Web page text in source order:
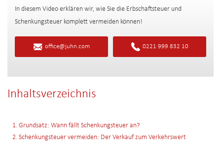
In diesem Video erklären wir, wie Sie die Erbschaftsteuer und
Schenkungsteuer komplett vermeiden können!
office@juhn.com 0221 999 832 10
Inhaltsverzeichnis
1. Grundsatz: Wann fällt Schenkungsteuer an?
2. Schenkungsteuer vermeiden: Der Verkauf zum Verkehrswert